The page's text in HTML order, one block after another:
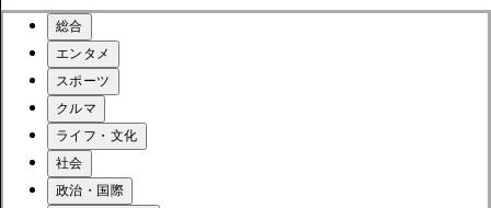
総合
エンタメ
スポーツ
クルマ
ライフ・文化
社会
政治・国際